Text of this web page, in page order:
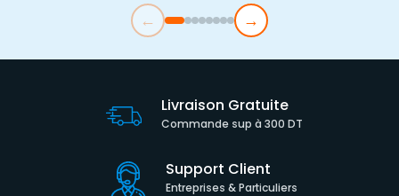
← →
Livraison Gratuite
Commande sup à 300 DT
Support Client
Entreprises & Particuliers